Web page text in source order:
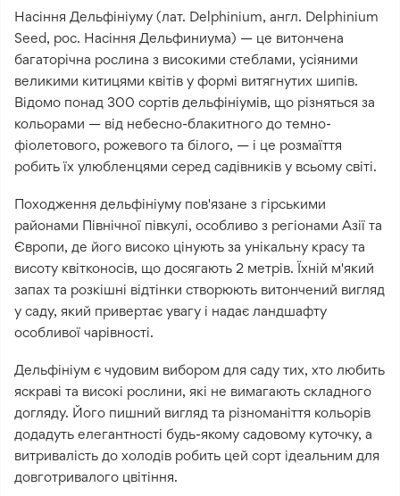
Насіння Дельфініуму (лат. Delphinium, англ. Delphinium
Seed, рос. Насіння Дельфиниума) — це витончена
багаторічна рослина з високими стеблами, усіяними
великими китицями квітів у формі витягнутих шипів.
Відомо понад 300 сортів дельфініумів, що різняться за
кольорами — від небесно-блакитного до темно-
фіолетового, рожевого та білого, — і це розмаїття
робить їх улюбленцями серед садівників у всьому світі.
Походження дельфініуму пов'язане з гірськими
районами Північної півкулі, особливо з регіонами Азії та
Європи, де його високо цінують за унікальну красу та
висоту квітконосів, що досягають 2 метрів. Їхній м'який
запах та розкішні відтінки створюють витончений вигляд
у саду, який привертає увагу і надає ландшафту
особливої чарівності.
Дельфініум є чудовим вибором для саду тих, хто любить
яскраві та високі рослини, які не вимагають складного
догляду. Його пишний вигляд та різноманіття кольорів
додадуть елегантності будь-якому садовому куточку, а
витривалість до холодів робить цей сорт ідеальним для
довготривалого цвітіння.